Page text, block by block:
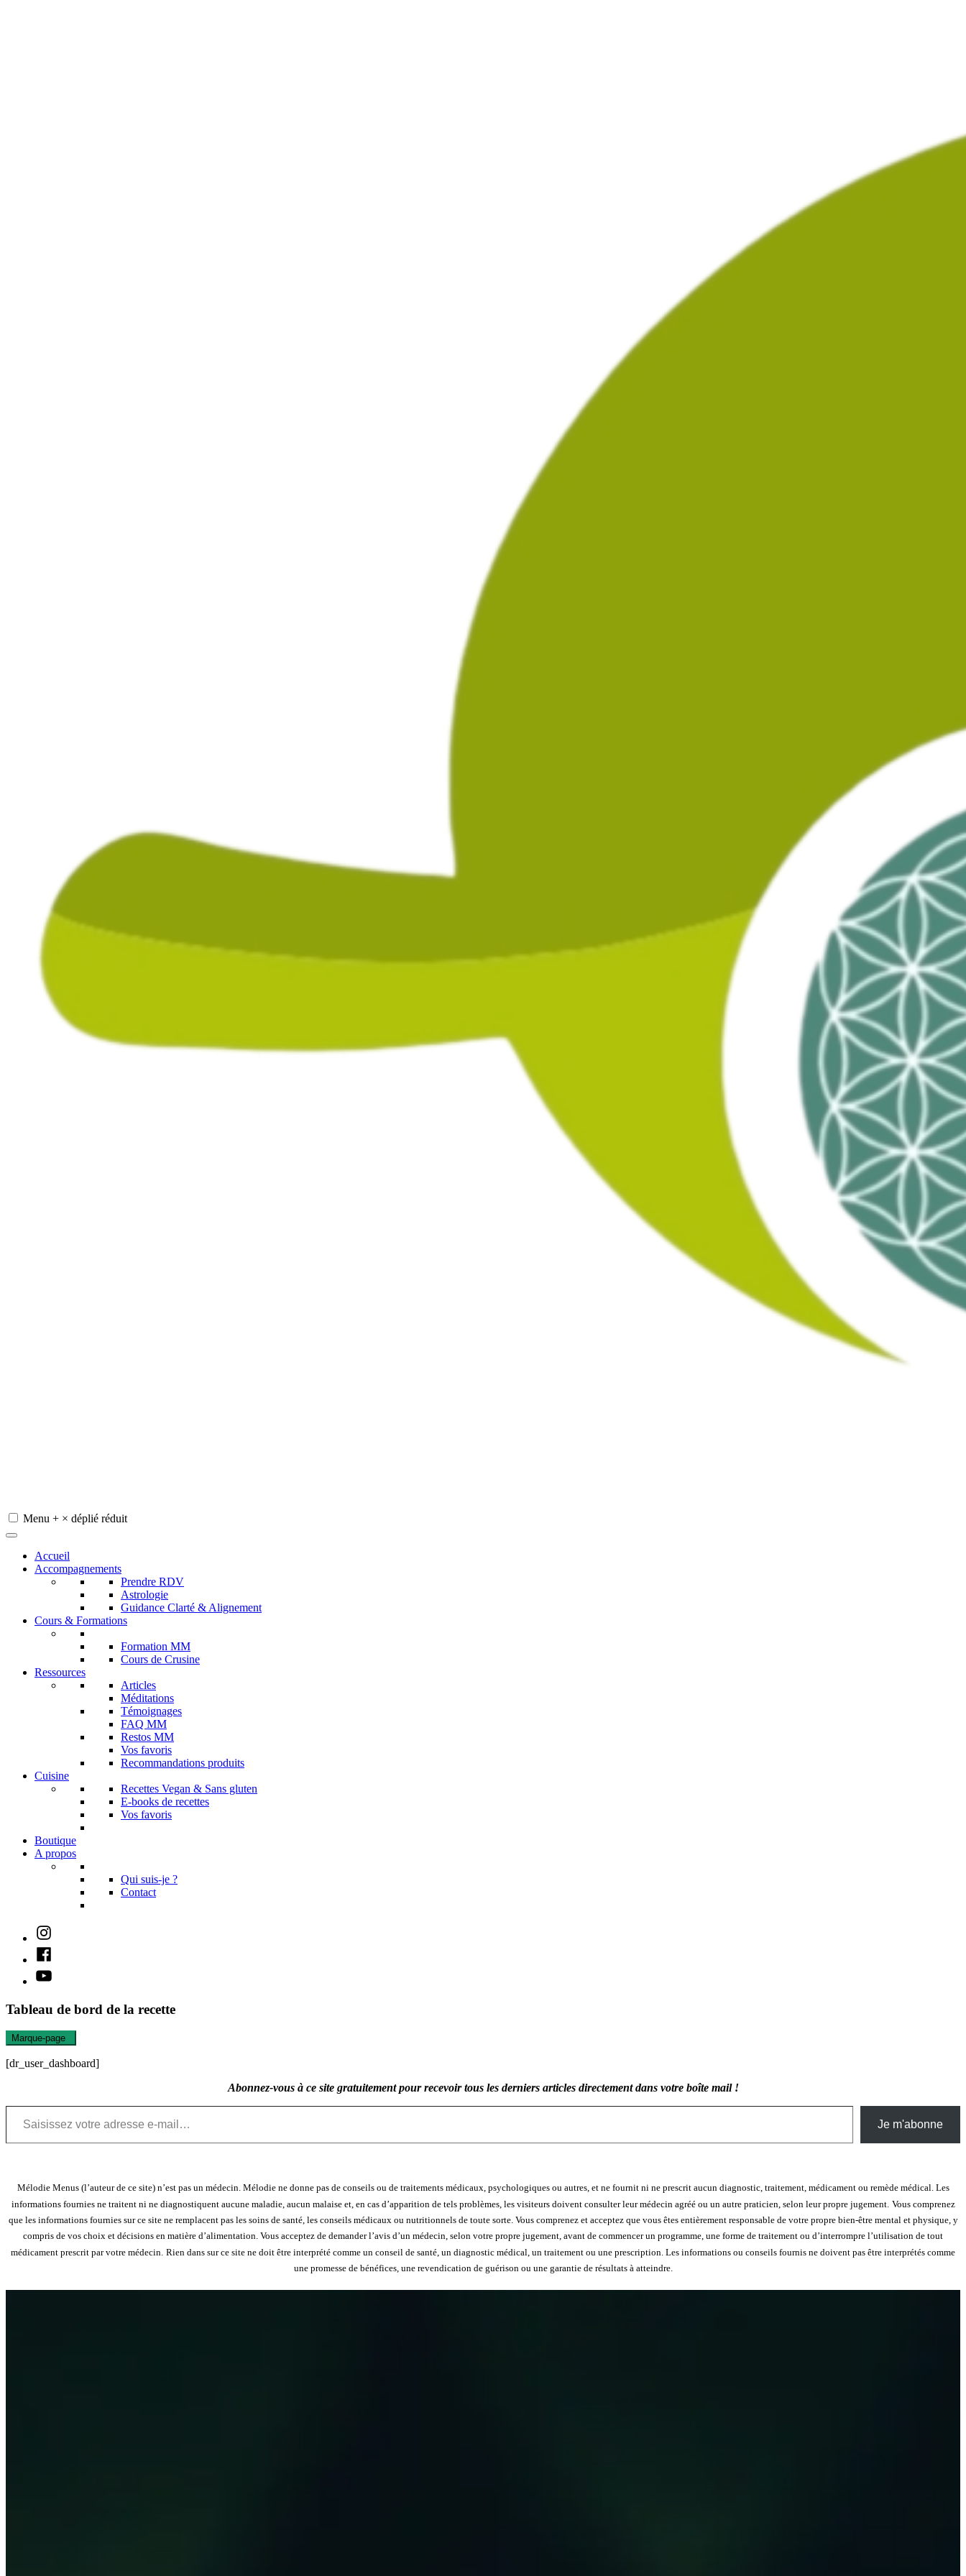
Menu + × déplié réduit
Accueil
Accompagnements
Prendre RDV
Astrologie
Guidance Clarté & Alignement
Cours & Formations
Formation MM
Cours de Crusine
Ressources
Articles
Méditations
Témoignages
FAQ MM
Restos MM
Vos favoris
Recommandations produits
Cuisine
Recettes Vegan & Sans gluten
E-books de recettes
Vos favoris
Boutique
A propos
Qui suis-je ?
Contact
Instagram
Facebook
Youtube
Tableau de bord de la recette
Marque-page
[dr_user_dashboard]
Abonnez-vous à ce site gratuitement pour recevoir tous les derniers articles directement dans votre boîte mail !
Saisissez votre adresse e-mail…
Je m'abonne
Mélodie Menus (l’auteur de ce site) n’est pas un médecin. Mélodie ne donne pas de conseils ou de traitements médicaux, psychologiques ou autres, et ne fournit ni ne prescrit aucun diagnostic, traitement, médicament ou remède médical. Les
informations fournies ne traitent ni ne diagnostiquent aucune maladie, aucun malaise et, en cas d’apparition de tels problèmes, les visiteurs doivent consulter leur médecin agréé ou un autre praticien, selon leur propre jugement. Vous comprenez
que les informations fournies sur ce site ne remplacent pas les soins de santé, les conseils médicaux ou nutritionnels de toute sorte. Vous comprenez et acceptez que vous êtes entièrement responsable de votre propre bien-être mental et physique, y
compris de vos choix et décisions en matière d’alimentation. Vous acceptez de demander l’avis d’un médecin, selon votre propre jugement, avant de commencer un programme, une forme de traitement ou d’interrompre l’utilisation de tout
médicament prescrit par votre médecin. Rien dans sur ce site ne doit être interprété comme un conseil de santé, un diagnostic médical, un traitement ou une prescription. Les informations ou conseils fournis ne doivent pas être interprétés comme
une promesse de bénéfices, une revendication de guérison ou une garantie de résultats à atteindre.